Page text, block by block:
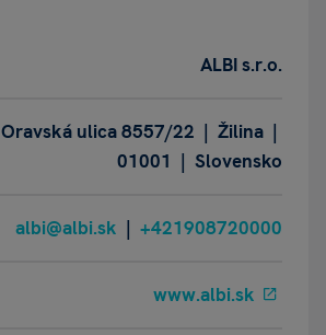
ALBI s.r.o.
Oravská ulica 8557/22 | Žilina |
01001 | Slovensko
albi@albi.sk | +421908720000
www.albi.sk